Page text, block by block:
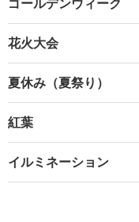
花火大会
夏休み（夏祭り）
紅葉
イルミネーション